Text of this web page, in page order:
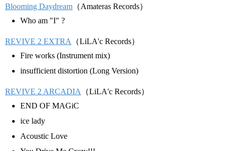
Blooming Daydream （Amateras Records）
Who am "I" ?
REVIVE 2 EXTRA
（LiLA'c Records）
Fire works (Instrument mix)
insufficient distortion (Long Version)
REVIVE 2 ARCADIA
（LiLA'c Records）
END OF MAGiC
ice lady
Acoustic Love